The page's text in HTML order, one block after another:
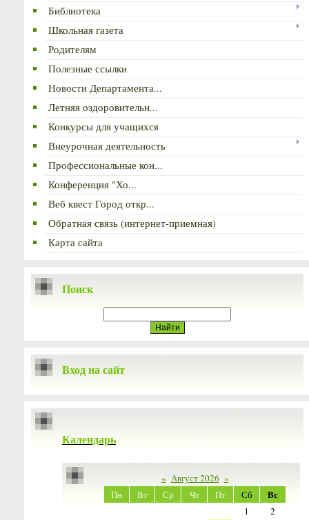
Библиотека
Школьная газета
Родителям
Полезные ссылки
Новости Департамента...
Летняя оздоровительн...
Конкурсы для учащихся
Внеурочная деятельность
Профессиональные кон...
Конференция "Хо...
Веб квест Город откр...
Обратная связь (интернет-приемная)
Карта сайта
Поиск
Вход на сайт
Календарь
« Август 2026 »
Пн
Вт Ср Чт Пт Сб Вс
1
2